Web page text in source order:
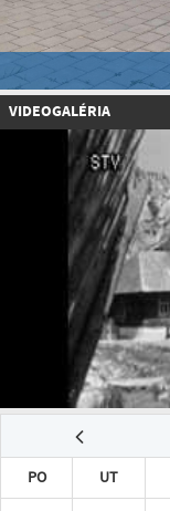
VIDEOGALÉRIA
PO UT